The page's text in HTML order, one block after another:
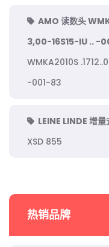
AMO 读数头
3,00-16S15-IU .. -
WMKA2010S
-001-83
LEINE LINDE 增
XSD 855
热销品牌